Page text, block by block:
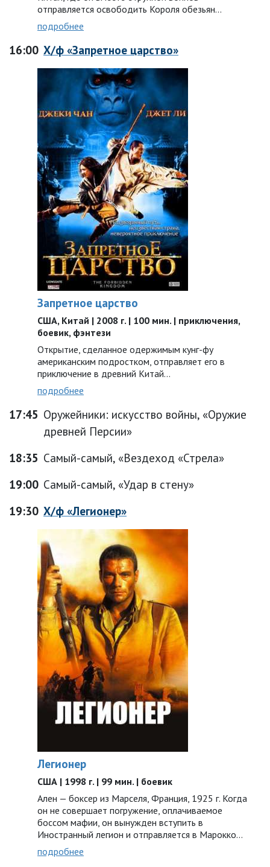
отправляется освободить Короля обезьян…
подробнее
16:00 Х/ф «Запретное царство»
Запретное царство
США, Китай | 2008 г. | 100 мин. | приключения,
боевик, фэнтези
Открытие, сделанное одержимым кунг-фу
американским подростком, отправляет его в
приключение в древний Китай…
подробнее
17:45 Оружейники: искусство войны, «Оружие
древней Персии»
18:35 Самый-самый, «Вездеход «Стрела»
19:00 Самый-самый, «Удар в стену»
19:30 Х/ф «Легионер»
Легионер
США | 1998 г. | 99 мин. | боевик
Ален — боксер из Марселя, Франция, 1925 г. Когда
он не совершает погружение, оплачиваемое
боссом мафии, он вынужден вступить в
Иностранный легион и отправляется в Марокко…
подробнее